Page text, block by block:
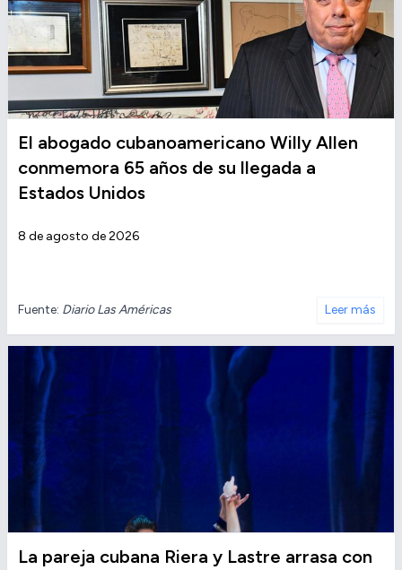
El abogado cubanoamericano Willy Allen
conmemora 65 años de su llegada a
Estados Unidos
8 de agosto de 2026
Fuente: Diario Las Américas Leer más
La pareja cubana Riera y Lastre arrasa con